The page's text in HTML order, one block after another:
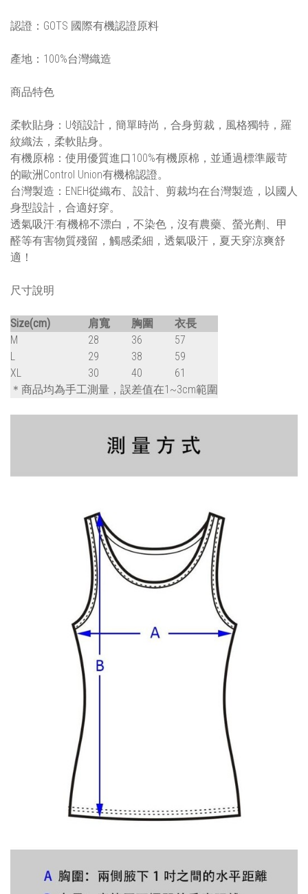
認證：GOTS 國際有機認證原料
產地：100%台灣織造
商品特色
柔軟貼身：U領設計，簡單時尚，合身剪裁，風格獨特，羅
紋織法，柔軟貼身。
有機原棉：使用優質進口100%有機原棉，並通過標準嚴苛
的歐洲Control Union有機棉認證。
台灣製造：ENEH從織布、設計、剪裁均在台灣製造，以國人
身型設計，合適好穿。
透氣吸汗:有機棉不漂白，不染色，沒有農藥、螢光劑、甲
醛等有害物質殘留，觸感柔細，透氣吸汗，夏天穿涼爽舒
適！
尺寸說明
Size(cm) 肩寬 胸圍
衣長
M
28 36
57
L
29 38
59
XL
30 40
61
＊商品均為手工測量，誤差值在1~3cm範圍